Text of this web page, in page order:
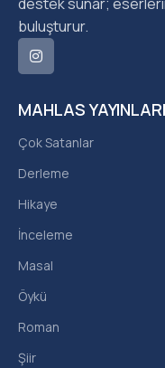
MAHLAS YAYINLARI
Çok Satanlar
Derleme
Hikaye
İnceleme
Masal
Öykü
Roman
Şiir
buluşturur.